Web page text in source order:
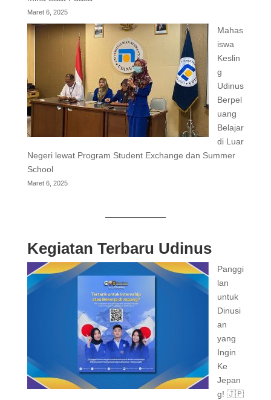
Maret 6, 2025
Mahas
iswa
Keslin
g
Udinus
Berpel
uang
Belajar
di Luar
Negeri lewat Program Student Exchange dan Summer
School
Maret 6, 2025
Kegiatan Terbaru Udinus
Panggi
lan
untuk
Dinusi
an
yang
Ingin
Ke
Jepan
g! 🇯🇵